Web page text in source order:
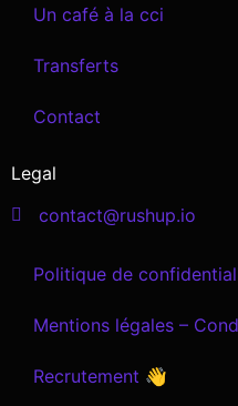
Un café à la cci
Transferts
Contact
Legal
contact@rushup.io
Politique de
Mentions légales –
Recrutement 👋